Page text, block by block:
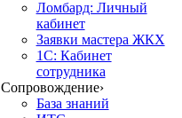
Ломбард: Личный
кабинет
Заявки мастера ЖКХ
1С: Кабинет
сотрудника
Сопровождение›
База знаний